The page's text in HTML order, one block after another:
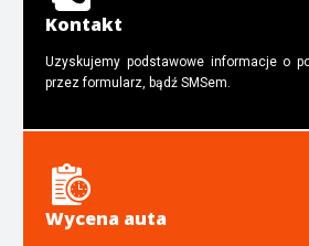
Kontakt
Uzyskujemy podstawowe informacje o
przez formularz, bądź SMSem.
Wycena auta